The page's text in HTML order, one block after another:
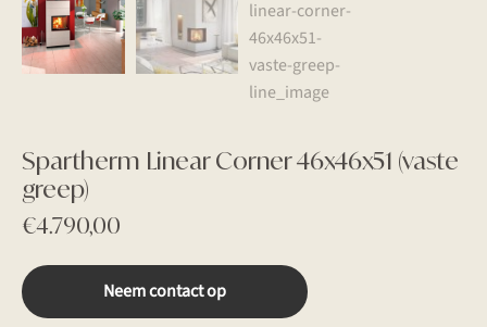
Spartherm Linear Corner 46x46x51 (vaste
greep)
€4.790,00
Neem contact op